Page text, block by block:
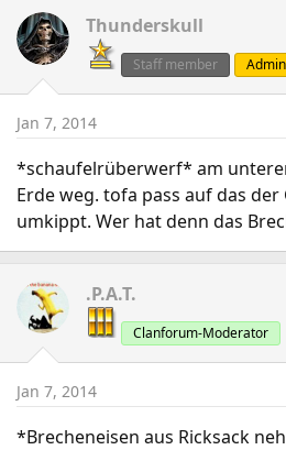
Thunderskull
Staff member
Jan 7, 2014
*schaufelrüberwerf* am
Erde weg. tofa pass auf das
umkippt. Wer hat denn das
.P.A.T.
Clanforum-Moderator
Jan 7, 2014
*Brecheneisen aus Ricksack